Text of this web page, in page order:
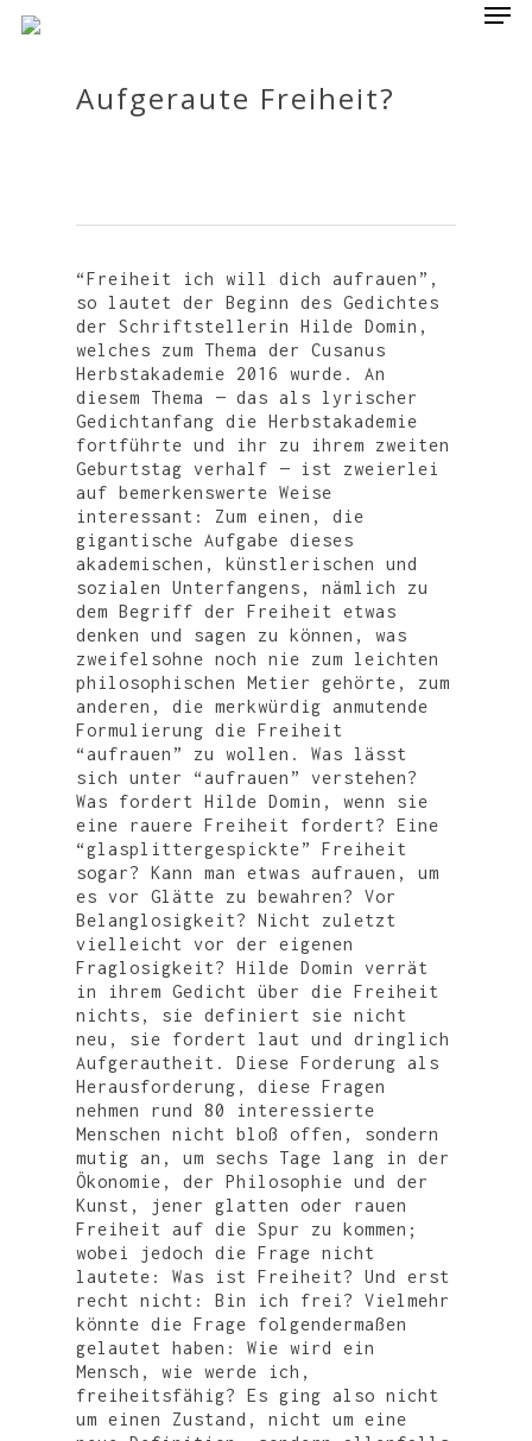
Aufgeraute Freiheit?
“Freiheit ich will dich aufrauen”,
so lautet der Beginn des Gedichtes
der Schriftstellerin Hilde Domin,
welches zum Thema der Cusanus
Herbstakademie 2016 wurde. An
diesem Thema — das als lyrischer
Gedichtanfang die Herbstakademie
fortführte und ihr zu ihrem zweiten
Geburtstag verhalf — ist zweierlei
auf bemerkenswerte Weise
interessant: Zum einen, die
gigantische Aufgabe dieses
akademischen, künstlerischen und
sozialen Unterfangens, nämlich zu
dem Begriff der Freiheit etwas
denken und sagen zu können, was
zweifelsohne noch nie zum leichten
philosophischen Metier gehörte, zum
anderen, die merkwürdig anmutende
Formulierung die Freiheit
“aufrauen” zu wollen. Was lässt
sich unter “aufrauen” verstehen?
Was fordert Hilde Domin, wenn sie
eine rauere Freiheit fordert? Eine
“glasplittergespickte” Freiheit
sogar? Kann man etwas aufrauen, um
es vor Glätte zu bewahren? Vor
Belanglosigkeit? Nicht zuletzt
vielleicht vor der eigenen
Fraglosigkeit? Hilde Domin verrät
in ihrem Gedicht über die Freiheit
nichts, sie definiert sie nicht
neu, sie fordert laut und dringlich
Aufgerautheit. Diese Forderung als
Herausforderung, diese Fragen
nehmen rund 80 interessierte
Menschen nicht bloß offen, sondern
mutig an, um sechs Tage lang in der
Ökonomie, der Philosophie und der
Kunst, jener glatten oder rauen
Freiheit auf die Spur zu kommen;
wobei jedoch die Frage nicht
lautete: Was ist Freiheit? Und erst
recht nicht: Bin ich frei? Vielmehr
könnte die Frage folgendermaßen
gelautet haben: Wie wird ein
Mensch, wie werde ich,
freiheitsfähig? Es ging also nicht
um einen Zustand, nicht um eine